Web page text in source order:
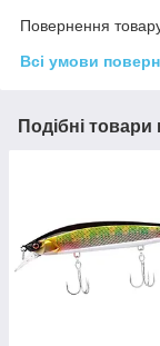
Повернення
Всі умови
Подібні товари